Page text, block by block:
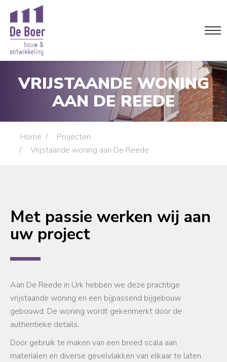
VRIJSTAANDE WONING
AAN DE REEDE
Je bent hier:
Home
Projecten
Vrijstaande woning aan De Reede
Met passie werken wij aan
uw project
Aan De Reede in Urk hebben we deze prachtige
vrijstaande woning en een bijpassend bijgebouw
gebouwd. De woning wordt gekenmerkt door de
authentieke details.
Door gebruik te maken van een breed scala aan
materialen en diverse gevelvlakken van elkaar te laten